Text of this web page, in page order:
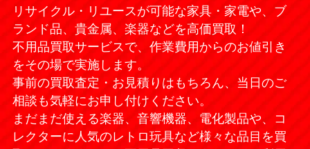
リサイクル・リユースが可能な家具・家電や、ブ
ランド品、貴金属、楽器などを高価買取！
不用品買取サービスで、作業費用からのお値引き
をその場で実施します。
事前の買取査定・お見積りはもちろん、当日のご
相談も気軽にお申し付けください。
まだまだ使える楽器、音響機器、電化製品や、コ
レクターに人気のレトロ玩具など様々な品目を買